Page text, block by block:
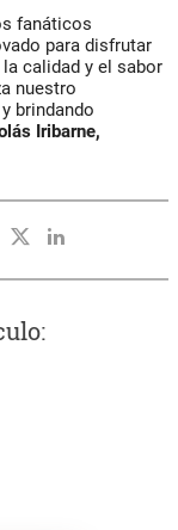
fanáticos
para disfrutar
calidad y el sabor
nuestro
brindando
Iribarne,